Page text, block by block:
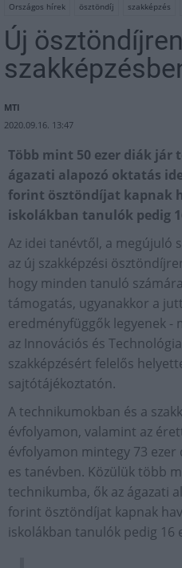
Országos hírek ösztöndíj szakképzés
Új
MTI
2020.09.16. 13:47
Több mint 50 ezer diák jár
ágazati alapozó oktatás
forint ösztöndíjat kapnak
iskolákban tanulók pedig
Az idei tanévtől, a megújuló
az új szakképzési
hogy minden tanuló
támogatás, ugyanakkor a
eredményfüggők legyenek -
az Innovációs és
szakképzésért felelős
sajtótájékoztatón.
A technikumokban és a
évfolyamon, valamint az
évfolyamon mintegy 73
es tanévben. Közülük több
technikumba, ők az ágazati
forint ösztöndíjat kapnak
iskolákban tanulók pedig